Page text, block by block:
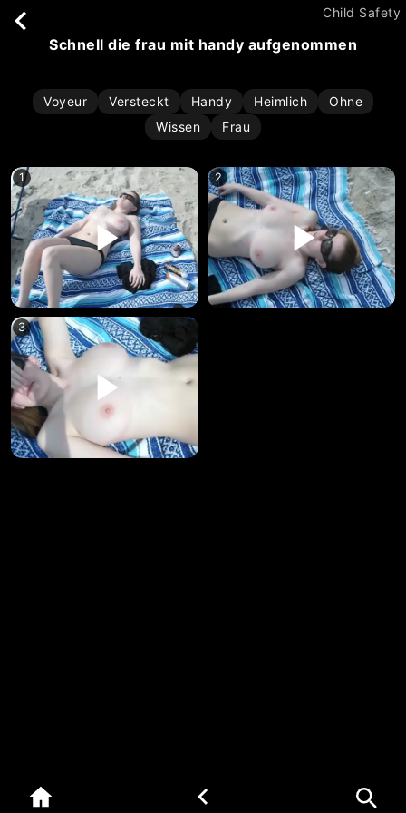
Child Safety
schnell die frau mit handy aufgenommen
Voyeur Versteckt Handy Heimlich
Ohne
Wissen
Frau
1 2
3